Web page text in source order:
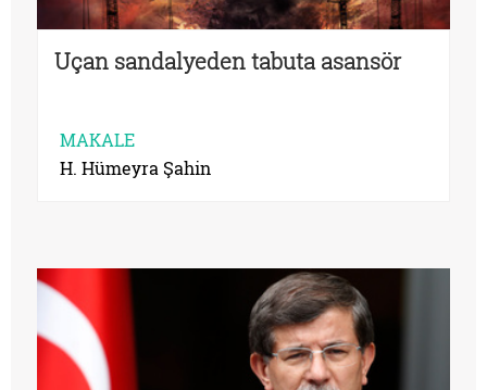
Uçan sandalyeden tabuta asansör
MAKALE
H. Hümeyra Şahin